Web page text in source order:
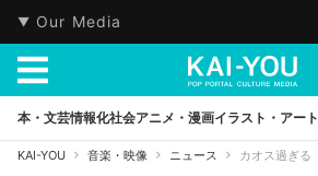
Our Media
本・文芸情報化社会アニメ・漫画イラスト・アート
KAI-YOU 音楽・映像 ニュース カオス過ぎる